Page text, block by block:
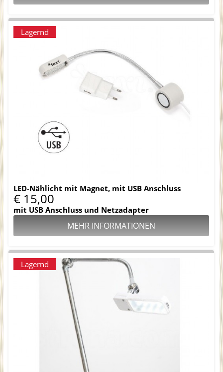
Lagernd
LED-Nählicht mit Magnet, mit USB Anschluss
€ 15,00
mit USB Anschluss und Netzadapter
MEHR INFORMATIONEN
Lagernd